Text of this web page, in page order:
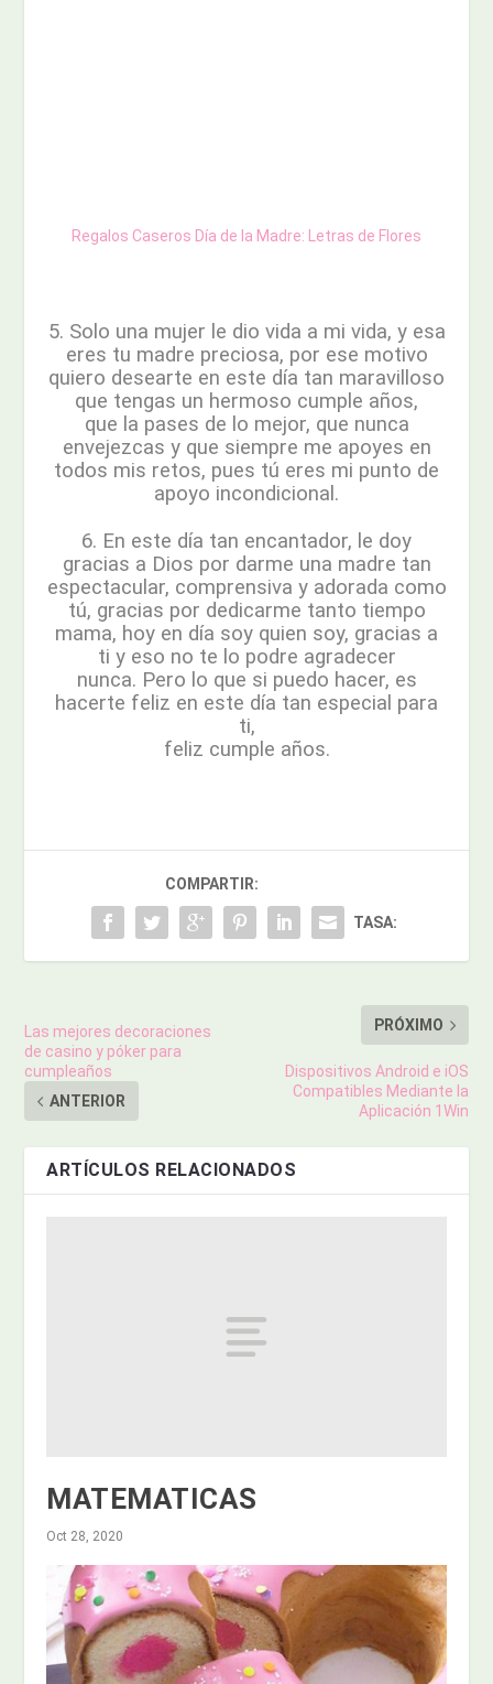
Regalos Caseros Día de la Madre: Letras de Flores
5. Solo una mujer le dio vida a mi vida, y esa
eres tu madre preciosa, por ese motivo
quiero desearte en este día tan maravilloso
que tengas un hermoso cumple años,
que la pases de lo mejor, que nunca
envejezcas y que siempre me apoyes en
todos mis retos, pues tú eres mi punto de
apoyo incondicional.
6. En este día tan encantador, le doy
gracias a Dios por darme una madre tan
espectacular, comprensiva y adorada como
tú, gracias por dedicarme tanto tiempo
mama, hoy en día soy quien soy, gracias a
ti y eso no te lo podre agradecer
nunca. Pero lo que si puedo hacer, es
hacerte feliz en este día tan especial para
ti,
feliz cumple años.
COMPARTIR:
TASA:
Las mejores decoraciones
de casino y póker para
cumpleaños
ANTERIOR
PRÓXIMO
Dispositivos Android e iOS
Compatibles Mediante la
Aplicación 1Win
ARTÍCULOS RELACIONADOS
MATEMATICAS
Oct 28, 2020